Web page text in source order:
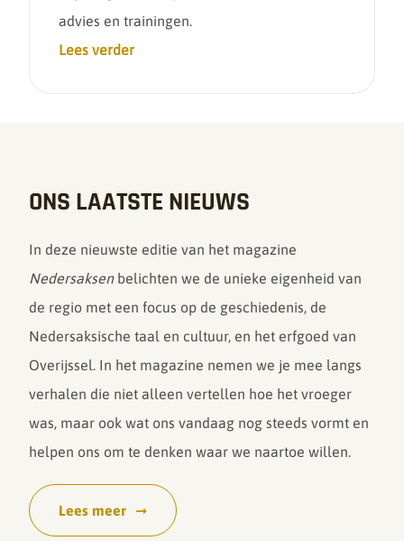
advies en trainingen.
Lees verder
ONS LAATSTE NIEUWS
In deze nieuwste editie van het magazine
Nedersaksen belichten we de unieke eigenheid van
de regio met een focus op de geschiedenis, de
Nedersaksische taal en cultuur, en het erfgoed van
Overijssel. In het magazine nemen we je mee langs
verhalen die niet alleen vertellen hoe het vroeger
was, maar ook wat ons vandaag nog steeds vormt en
helpen ons om te denken waar we naartoe willen.
Lees meer